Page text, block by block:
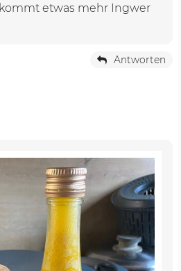
etwas mehr Ingwer
Antworten